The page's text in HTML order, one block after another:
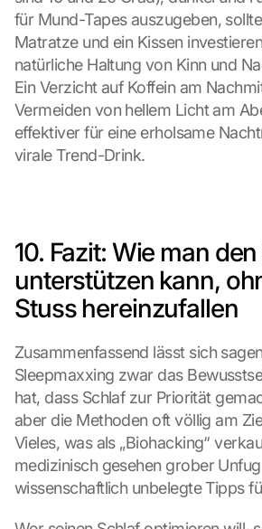
für Mund-Tapes auszugeben,
Matratze und ein Kissen
natürliche Haltung von Kinn und
Ein Verzicht auf Koffein am
Vermeiden von hellem Licht am
effektiver für eine erholsame
virale Trend-Drink.
10. Fazit: Wie man
unterstützen kann,
Stuss hereinzufallen
Zusammenfassend lässt sich
Sleepmaxxing zwar das
hat, dass Schlaf zur Priorität
aber die Methoden oft völlig am
Vieles, was als „Biohacking“
medizinisch gesehen grober
wissenschaftlich unbelegte Tipps
r
o
t
c
t
o
e
n
u
a
g
r
e
t
o